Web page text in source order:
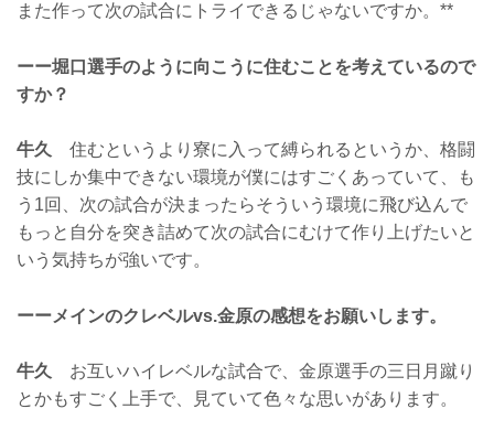
また作って次の試合にトライできるじゃないですか。**
ーー堀口選手のように向こうに住むことを考えているので
すか？
牛久
住むというより寮に入って縛られるというか、格闘
技にしか集中できない環境が僕にはすごくあっていて、も
う1回、次の試合が決まったらそういう環境に飛び込んで
もっと自分を突き詰めて次の試合にむけて作り上げたいと
いう気持ちが強いです。
ーーメインのクレベルvs.金原の感想をお願いします。
牛久 お互いハイレベルな試合で、金原選手の三日月蹴り
とかもすごく上手で、見ていて色々な思いがあります。